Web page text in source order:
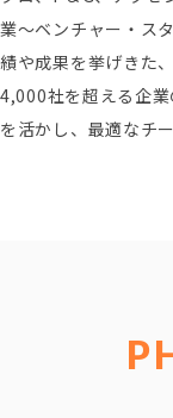
業～ベンチャー・ス
績や成果を挙げきた
4,000社を超える企
を活かし、最適なチ